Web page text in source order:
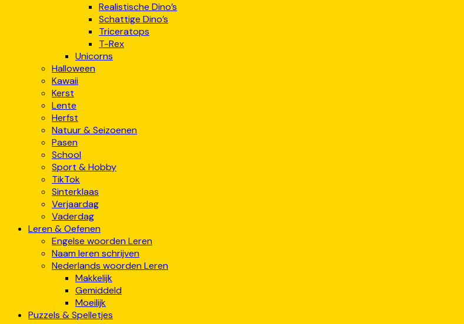
Realistische Dino’s
Schattige Dino’s
Triceratops
T-Rex
Unicorns
Halloween
Kawaii
Kerst
Lente
Herfst
Natuur & Seizoenen
Pasen
School
Sport & Hobby
TikTok
Sinterklaas
Verjaardag
Vaderdag
Leren & Oefenen
Engelse woorden Leren
Naam leren schrijven
Nederlands woorden Leren
Makkelijk
Gemiddeld
Moeilijk
Puzzels & Spelletjes